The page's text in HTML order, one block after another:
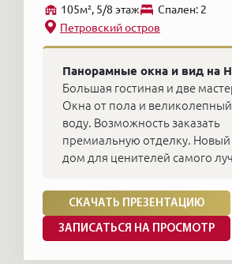
105м², 5/8 этаж
Cпален: 2
Петровский остров
Панорамные окна и вид на
Большая гостиная и две
Окна от пола и
воду. Возможность заказать
премиальную отделку.
дом для ценителей самого
СКАЧАТЬ ПРЕЗЕНТАЦИЮ
ЗАПИСАТЬСЯ НА ПРОСМОТР